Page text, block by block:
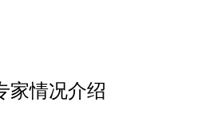
家情况介绍